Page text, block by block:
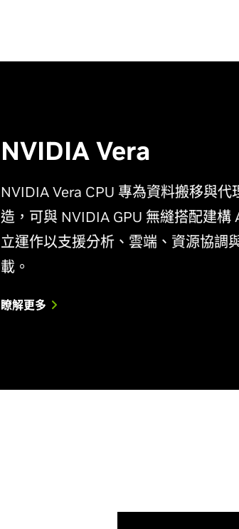
NVIDIA Vera
NVIDIA Vera CPU 專為資料搬移與代
造，可與 NVIDIA GPU 無縫搭配建構
立運作以支援分析、雲端、資源協調
載。
瞭解更多